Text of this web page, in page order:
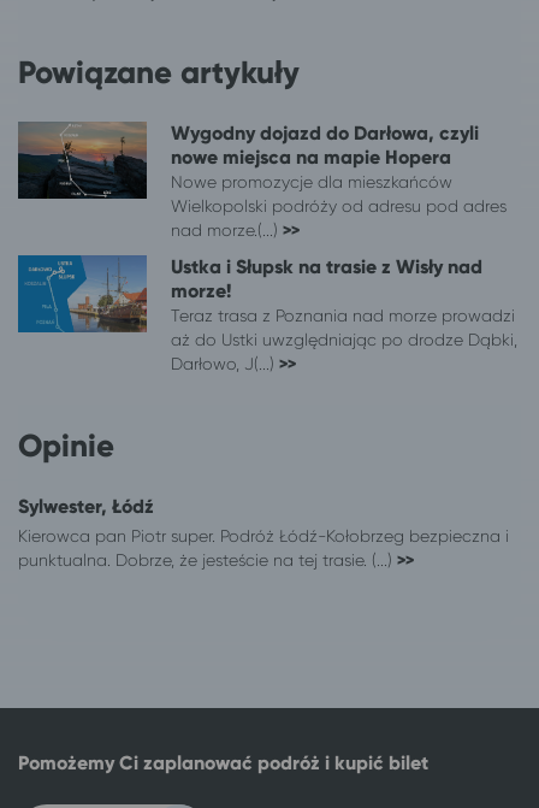
Dziadowice
Łódź
Rogowo, pow. gryficki
Łódź
Sianożęty
Łódź
Gąski, gm. Mielno
Łódź
Sarbinowo gm. Mielno
Chłapowo
Łódź
Wrocław
Łódź
Mrzeżyno
Łódź
Czaplinek
Pustkowo
Łódź
Łódź
Łódź
Niechorze
Łódź
Rewal
Łódź
Dziwnówek
Powiązane artykuły
Wygodny dojazd do Darłowa, czyli
nowe miejsca na mapie Hopera
Nowe promozycje dla mieszkańców
Wielkopolski podróży od adresu pod adres
nad morze.(...) >>
Ustka i Słupsk na trasie z Wisły nad
morze!
Teraz trasa z Poznania nad morze prowadzi
aż do Ustki uwzględniając po drodze Dąbki,
Darłowo, J(...) >>
Opinie
Sylwester, Łódź
Kierowca pan Piotr super. Podróż Łódź-Kołobrzeg bezpieczna i
punktualna. Dobrze, że jesteście na tej trasie. (...) >>
Pomożemy Ci zaplanować podróż i kupić bilet